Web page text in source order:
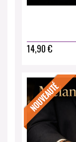
14,90 €